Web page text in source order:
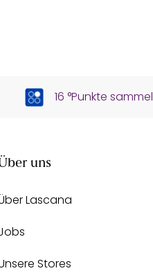
16 °Punkte
uns
Lascana
Stores